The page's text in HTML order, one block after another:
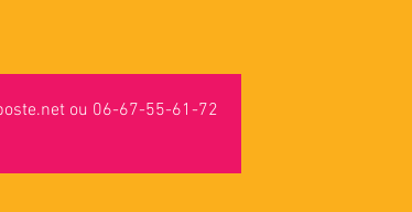
ou 06-67-55-61-72